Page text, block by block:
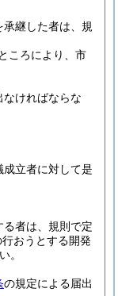
継した者は、規
ころにより、市
ければならな
立者に対して是
る者は、規則で定
おうとする開発
。
の規定による届出